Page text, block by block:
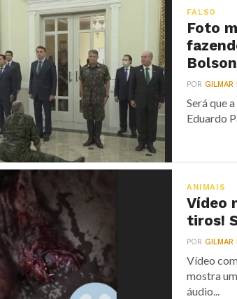
FALSO
Foto
PORGILMAR
Será que
Eduardo
ANIMAIS
Vídeo
tiros!
PORGILMAR
Vídeo
mostra
áudio...